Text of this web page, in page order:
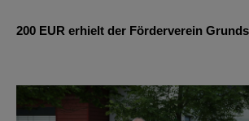
200 EUR erhielt der Förderverein